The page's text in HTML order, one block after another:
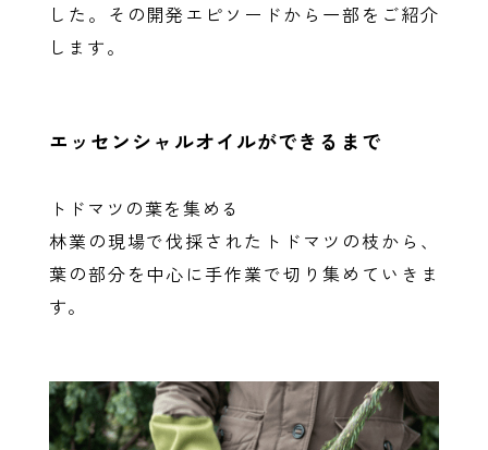
した。その開発エピソードから一部をご紹介
します。
エッセンシャルオイルができるまで
トドマツの葉を集める
林業の現場で伐採されたトドマツの枝から、
葉の部分を中心に手作業で切り集めていきま
す。